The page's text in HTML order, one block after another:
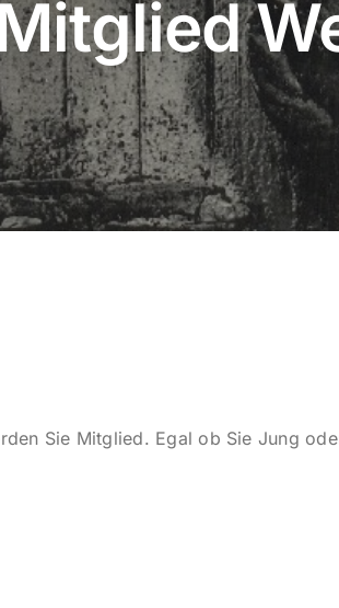
Sie Mitglied. Egal ob Sie Jung